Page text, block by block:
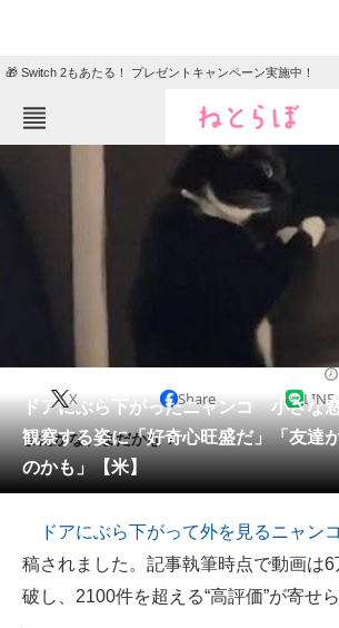
🎁 Switch 2もあたる！ プレゼントキャンペーン実施中！
ニュース
クイズ
教育・育児
リサーチ
会員記事
メディア
注目記事を集めた総合ページ
ITの今と未来を見通す
スマホと通信の最新トレンド
ドアにぶら下がったニャンコ 小さな
観察する姿に「好奇心旺盛だ」「友達
のかも」【米】
X Share LINE
まだかな、まだかな？
ドアにぶら下がって外を見るニャンコ
稿されました。記事執筆時点で動画は
破し、2100件を超える“高評価”が寄せ